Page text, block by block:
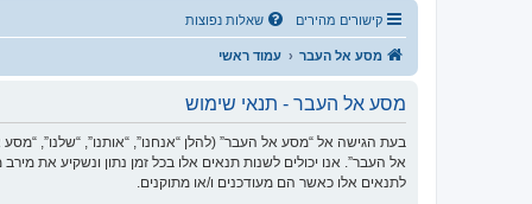
קישורים מהירים שאלות נפוצות
מסע אל העבר עמוד ראשי
מסע אל העבר - תנאי שימוש
אל העבר”. אנו יכולים לשנות תנאים אלו בכל זמן נתון ונשקיע את
לתנאים אלו כאשר הם מעודכנים ו/או מתוקנים.